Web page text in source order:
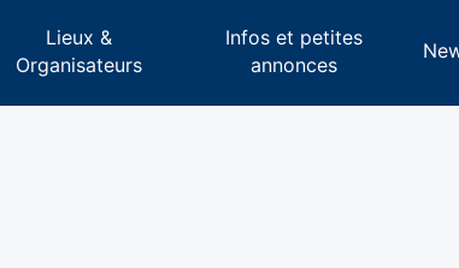
Lieux &
Organisateurs
Infos et petites
annonces